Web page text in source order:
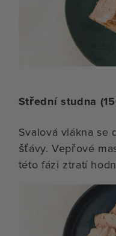
Střední studna
Svalová vlákna
šťávy. Vepřové
této fázi ztratí